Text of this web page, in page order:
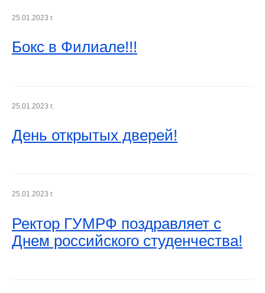
25.01.2023 г.
Бокс в Филиале!!!
25.01.2023 г.
День открытых дверей!
25.01.2023 г.
Ректор ГУМРФ поздравляет с
Днем российского студенчества!